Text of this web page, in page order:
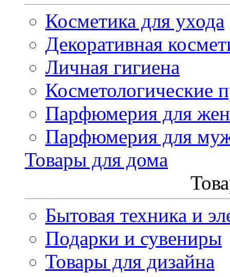
Косметика для ухода
Декоративная
Личная гигиена
Косметологические
Парфюмерия для
Парфюмерия для
Товары для дома
Бытовая техника и
Подарки и сувениры
Товары для дизайна